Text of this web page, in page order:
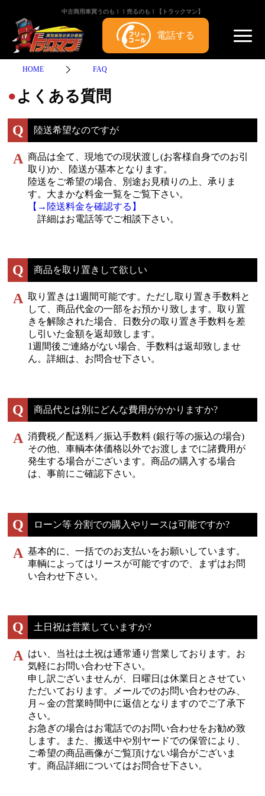
中古商用車買うのも！！売るのも！【トラックマン】
電話する
HOME FAQ
●よくある質問
Q 陸送希望なのですが
A 商品は全て、現地での現状渡し(お客様自身でのお引
取り)か、陸送が基本となります。
陸送をご希望の場合、別途お見積りの上、承りま
す。大まかな料金一覧をご覧下さい。
【→陸送料金を確認する】
詳細はお電話等でご相談下さい。
Q 商品を取り置きして欲しい
A 取り置きは1週間可能です。ただし取り置き手数料と
して、商品代金の一部をお預かり致します。取り置
きを解除された場合、日数分の取り置き手数料を差
し引いた金額を返却致します。
1週間後ご連絡がない場合、手数料は返却致しませ
ん。詳細は、お問合せ下さい。
Q 商品代とは別にどんな費用がかかりますか?
A 消費税／配送料／振込手数料 (銀行等の振込の場合)
その他、車輌本体価格以外でお渡しまでに諸費用が
発生する場合がございます。商品の購入する場合
は、事前にご確認下さい。
Q ローン等 分割での購入やリースは可能ですか?
A 基本的に、一括でのお支払いをお願いしています。
車輌によってはリースが可能ですので、まずはお問
い合わせ下さい。
Q 土日祝は営業していますか?
A はい、当社は土祝は通常通り営業しております。お
気軽にお問い合わせ下さい。
申し訳ございませんが、日曜日は休業日とさせてい
ただいております。メールでのお問い合わせのみ、
月～金の営業時間中に返信となりますのでご了承下
さい。
お急ぎの場合はお電話でのお問い合わせをお勧め致
します。また、搬送中や別ヤードでの保管により、
ご希望の商品画像がご覧頂けない場合がございま
す。商品詳細についてはお問合せ下さい。